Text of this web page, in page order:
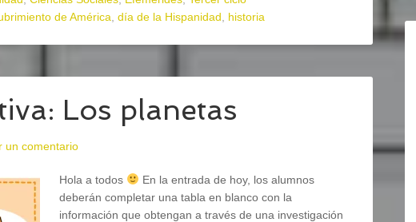
de América día de la Hispanidad historia
Los planetas
un comentario
Hola a todos
En la entrada de hoy, los alumnos
deberán completar una tabla en blanco con la
información que obtengan a través de una investigación